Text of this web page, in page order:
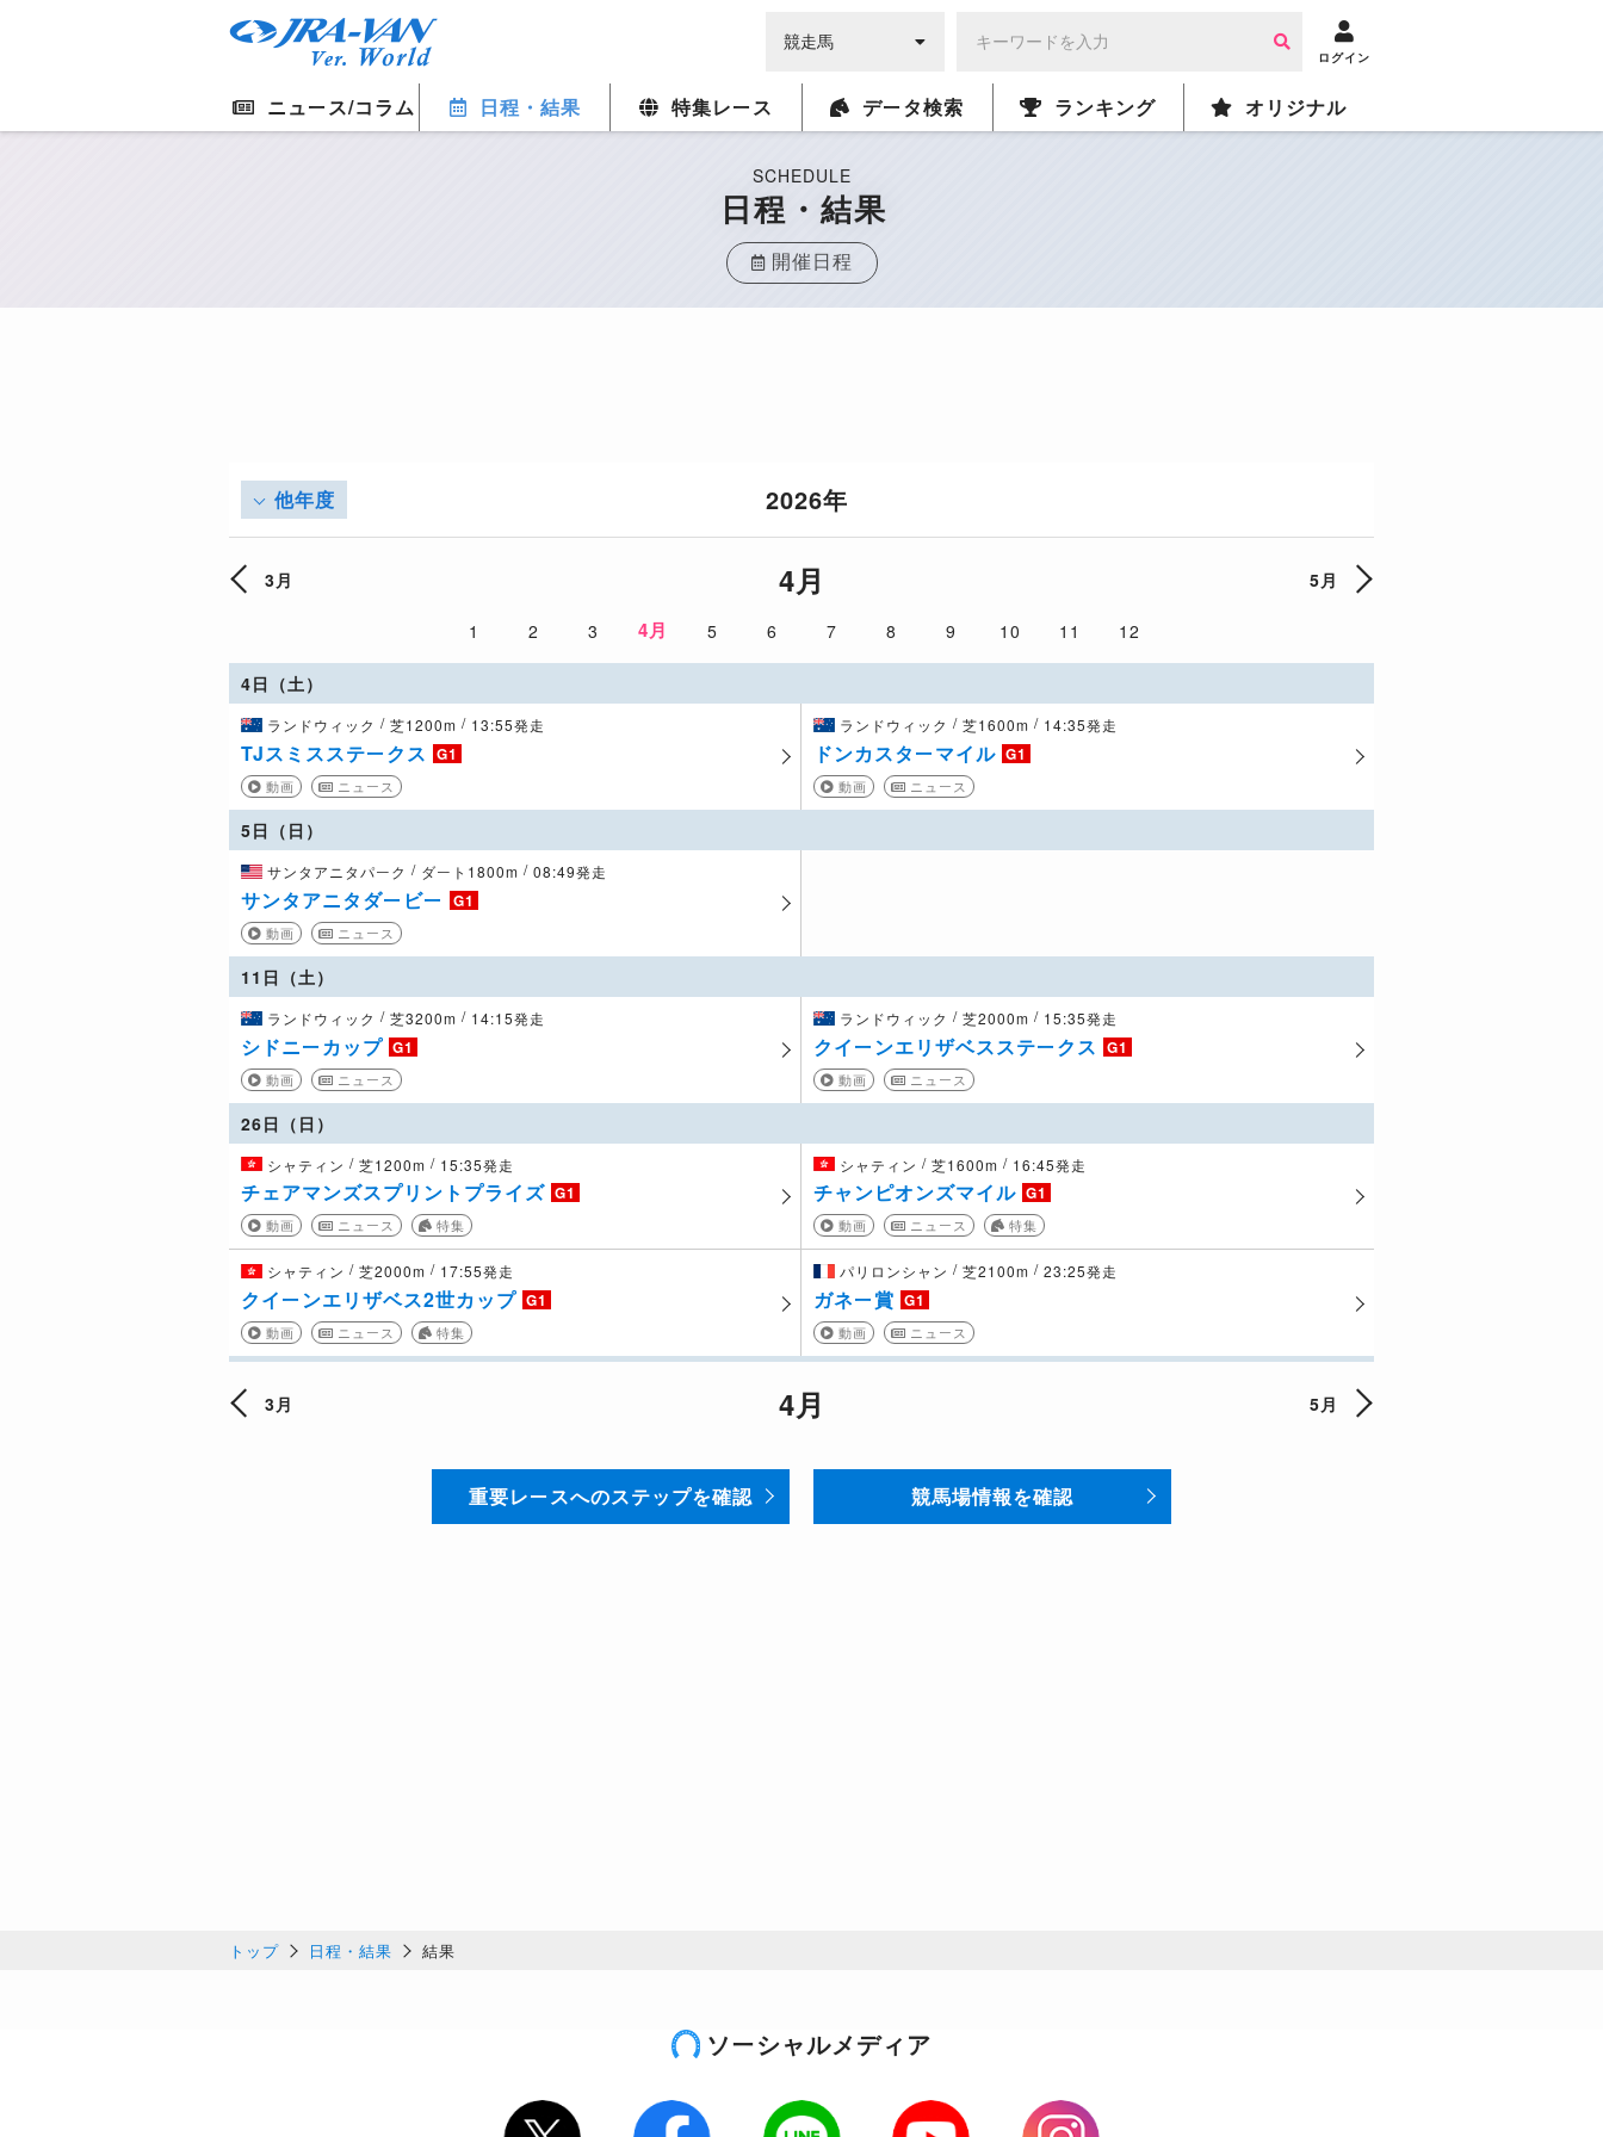
ログイン
ニュース/コラム 日程・結果 特集レース データ検索 ランキング オリジナル
SCHEDULE
日程・結果
開催日程
他年度 2026年
3月 4月 5月
1 2 3 4月 5 6 7 8 9 10 11 12
4日（土）
ランドウィック / 芝1200m / 13:55発走
TJスミスステークス G1
動画 ニュース
ランドウィック / 芝1600m / 14:35発走
ドンカスターマイル G1
動画 ニュース
5日（日）
サンタアニタパーク / ダート1800m / 08:49発走
サンタアニタダービー G1
動画 ニュース
11日（土）
ランドウィック / 芝3200m / 14:15発走
シドニーカップ G1
動画 ニュース
ランドウィック / 芝2000m / 15:35発走
クイーンエリザベスステークス G1
動画 ニュース
26日（日）
シャティン / 芝1200m / 15:35発走
チェアマンズスプリントプライズ G1
動画 ニュース 特集
シャティン / 芝1600m / 16:45発走
チャンピオンズマイル G1
動画 ニュース 特集
シャティン / 芝2000m / 17:55発走
クイーンエリザベス2世カップ G1
動画 ニュース 特集
パリロンシャン / 芝2100m / 23:25発走
ガネー賞 G1
動画 ニュース
3月 4月 5月
重要レースへのステップを確認 競馬場情報を確認
トップ 日程・結果 結果
ソーシャルメディア